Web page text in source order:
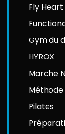
Fly Heart
Gym du
HYROX
Marche
Méthode
Pilates